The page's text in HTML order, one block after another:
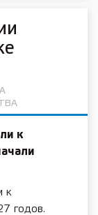
к
к
годов.